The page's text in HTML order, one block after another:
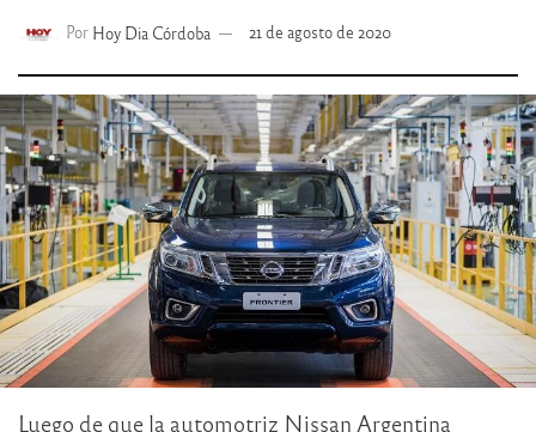
Por Hoy Dia Córdoba 21 de agosto de 2020
Luego de que la automotriz Nissan Argentina